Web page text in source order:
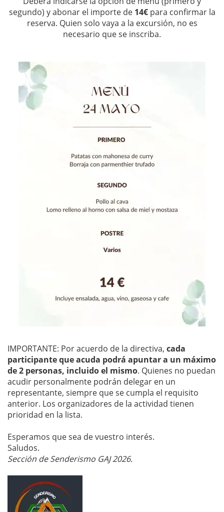
segundo) y abonar el importe de 14€para confirmar la
reserva. Quien solo vaya a la excursión, no es
necesario que se inscriba.
IMPORTANTE: Por acuerdo de la directiva, cada
participante que acuda podrá apuntar a un máximo
de 2 personas, incluido el mismo. Quienes no puedan
acudir personalmente podrán delegar en un
representante, siempre que se cumpla el requisito
anterior. Los organizadores de la actividad tienen
prioridad en la lista.
Esperamos que sea de vuestro interés.
Saludos.
Sección de Senderismo GAJ 2026.